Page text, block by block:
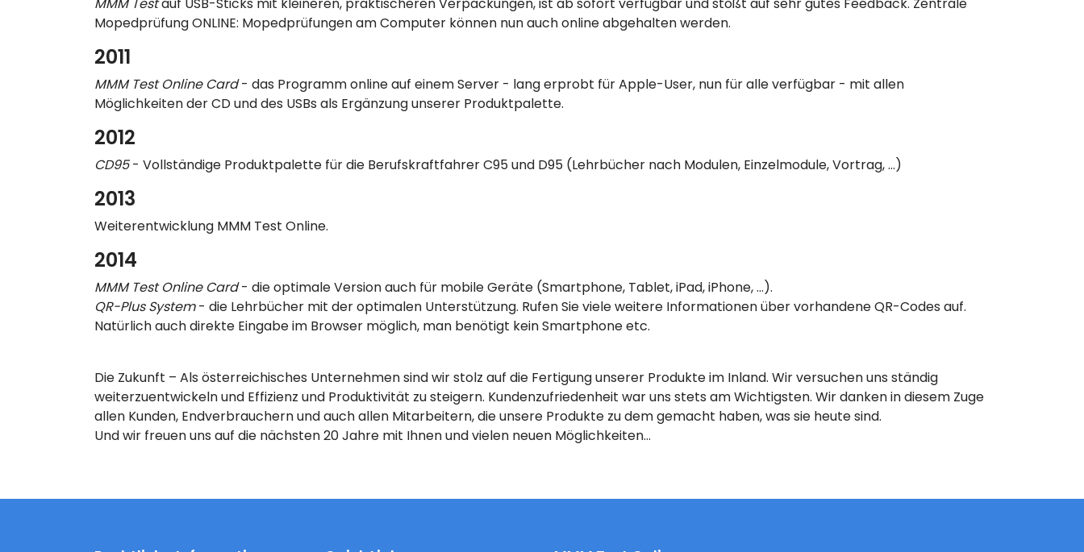
Mopedprüfung ONLINE: Mopedprüfungen am Computer können nun auch online abgehalten werden.
2011
MMM Test Online Card- das Programm online auf einem Server - lang erprobt für Apple-User, nun für alle verfügbar - mit allen
Möglichkeiten der CD und des USBs als Ergänzung unserer Produktpalette.
2012
CD95- Vollständige Produktpalette für die Berufskraftfahrer C95 und D95 (Lehrbücher nach Modulen, Einzelmodule, Vortrag, ...)
2013
Weiterentwicklung MMM Test Online.
2014
MMM Test Online Card- die optimale Version auch für mobile Geräte (Smartphone, Tablet, iPad, iPhone, ...).
QR-Plus System- die Lehrbücher mit der optimalen Unterstützung. Rufen Sie viele weitere Informationen über vorhandene QR-Codes auf.
Natürlich auch direkte Eingabe im Browser möglich, man benötigt kein Smartphone etc.
Die Zukunft – Als österreichisches Unternehmen sind wir stolz auf die Fertigung unserer Produkte im Inland. Wir versuchen uns ständig
weiterzuentwickeln und Effizienz und Produktivität zu steigern. Kundenzufriedenheit war uns stets am Wichtigsten. Wir danken in diesem Zuge
allen Kunden, Endverbrauchern und auch allen Mitarbeitern, die unsere Produkte zu dem gemacht haben, was sie heute sind.
Und wir freuen uns auf die nächsten 20 Jahre mit Ihnen und vielen neuen Möglichkeiten…